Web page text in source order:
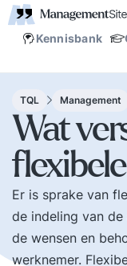
Kennisbank
TQL Management
Wat
Er is sprake van
de indeling van
de wensen en
werknemer.